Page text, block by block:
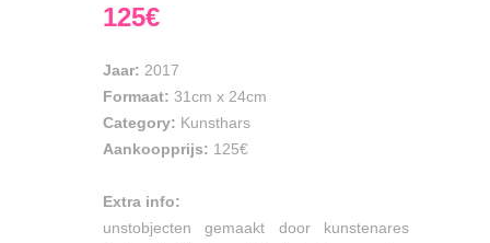
125€
Jaar: 2017
Formaat: 31cm x 24cm
Category: Kunsthars
Aankoopprijs: 125€
Extra info:
unstobjecten gemaakt door kunstenares